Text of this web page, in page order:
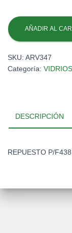
REPUESTO
P/F438
8846H#R8846H-
cantidad
AÑADIR AL
SKU: ARV347
Categoría: VIDRIOS
DESCRIPCIÓN
REPUESTO P/